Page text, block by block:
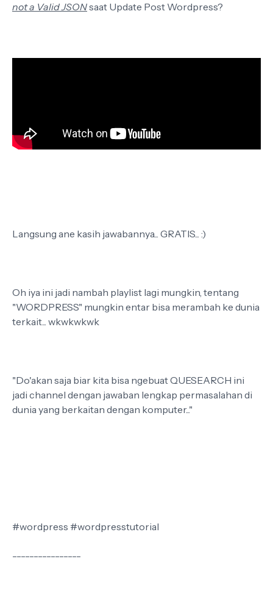
not a Valid JSONsaat Update Post Wordpress?
Langsung ane kasih jawabannya... GRATIS... :)
Oh iya ini jadi nambah playlist lagi mungkin, tentang
"WORDPRESS" mungkin entar bisa merambah ke dunia
terkait... wkwkwkwk
"Do'akan saja biar kita bisa ngebuat QUESEARCH ini
jadi channel dengan jawaban lengkap permasalahan di
dunia yang berkaitan dengan komputer..."
#wordpress #wordpresstutorial
----------------